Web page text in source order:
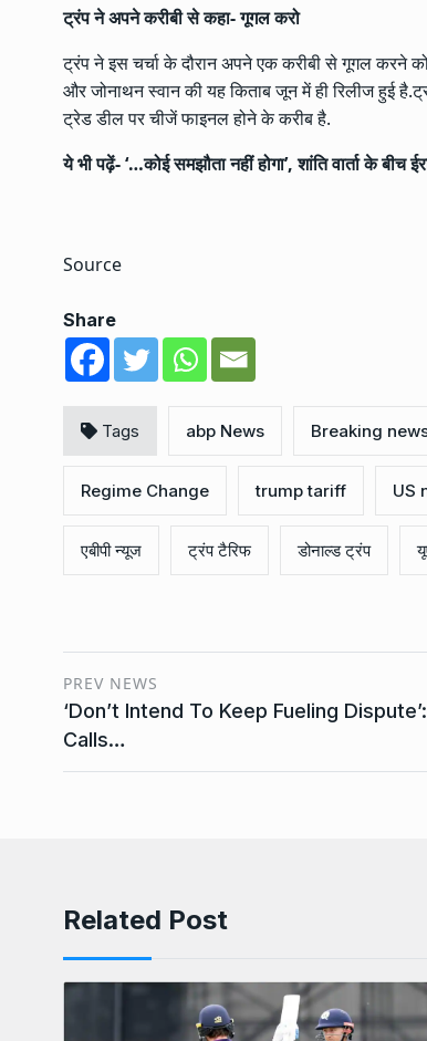
ट्रंप ने अपने करीबी से कहा- गूगल करो
ट्रंप ने इस चर्चा के दौरान अपने एक करीबी से गूगल करने
और जोनाथन स्वान की यह किताब जून में ही रिलीज हुई
ट्रेड डील पर चीजें फाइनल होने के करीब है.
ये भी पढ़ें-‘…कोई समझौता नहीं होगा’, शांति वार्ता के
Source
Share
Tags abp News Breaking
Regime Change trump tariff US
एबीपी न्यूज ट्रंप टैरिफ डोनाल्ड ट्रंप
PREV NEWS
‘Don’t Intend To Keep Fueling
Calls…
Related Post